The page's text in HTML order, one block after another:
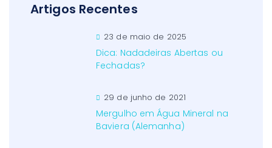
Artigos Recentes
23 de maio de 2025
Dica: Nadadeiras Abertas ou
Fechadas?
29 de junho de 2021
Mergulho em Água Mineral na
Baviera (Alemanha)